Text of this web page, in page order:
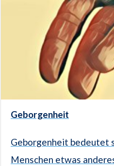
Geborgenheit
Geborgenheit bedeutet
Menschen etwas